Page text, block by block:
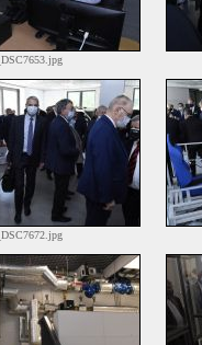
_DSC7653.jpg
_DSC7672.jpg